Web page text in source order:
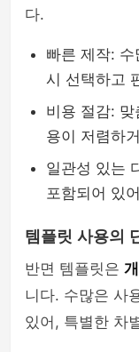
다.
빠른 제작:
시 선택하고
비용 절감:
용이 저렴하
일관성 있는
포함되어 있어
템플릿 사용의
반면 템플릿은
니다. 수많은 사
있어, 특별한 차